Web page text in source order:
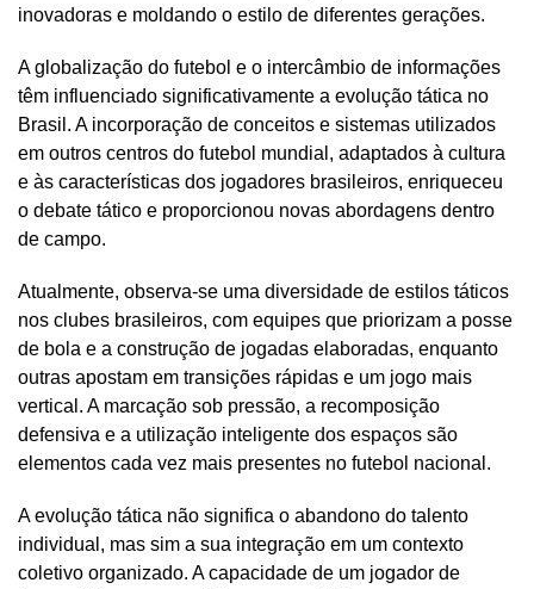
inovadoras e moldando o estilo de diferentes gerações.
A globalização do futebol e o intercâmbio de informações
têm influenciado significativamente a evolução tática no
Brasil. A incorporação de conceitos e sistemas utilizados
em outros centros do futebol mundial, adaptados à cultura
e às características dos jogadores brasileiros, enriqueceu
o debate tático e proporcionou novas abordagens dentro
de campo.
Atualmente, observa-se uma diversidade de estilos táticos
nos clubes brasileiros, com equipes que priorizam a posse
de bola e a construção de jogadas elaboradas, enquanto
outras apostam em transições rápidas e um jogo mais
vertical. A marcação sob pressão, a recomposição
defensiva e a utilização inteligente dos espaços são
elementos cada vez mais presentes no futebol nacional.
A evolução tática não significa o abandono do talento
individual, mas sim a sua integração em um contexto
coletivo organizado. A capacidade de um jogador de